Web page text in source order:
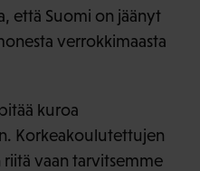
että Suomi on jäänyt
verrokkimaasta
kuroa
Korkeakoulutettujen
riitä vaan tarvitsemme